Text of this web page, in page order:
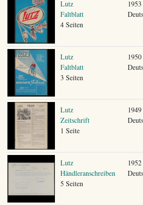
Lutz
Faltblatt
4 Seiten
1953
Lutz
Faltblatt
3 Seiten
Lutz
Zeitschrift
1 Seite
1949
Lutz
Händleranschreiben
5 Seiten
1952